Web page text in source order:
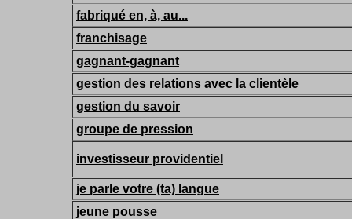
fabriqué en, à, au...
franchisage
gagnant-gagnant
gestion des relations avec la clientèle
gestion du savoir
groupe de pression
investisseur providentiel
je parle votre (ta) langue
jeune pousse